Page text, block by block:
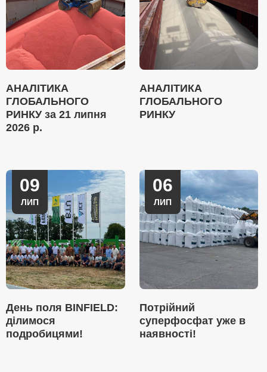
АНАЛІТИКА
ГЛОБАЛЬНОГО
РИНКУ за 21 липня
2026 р.
АНАЛІТИКА
ГЛОБАЛЬНОГО
РИНКУ
09
ЛИП
День поля BINFIELD:
ділимося
подробицями!
06
ЛИП
Потрійний
суперфосфат уже в
наявності!